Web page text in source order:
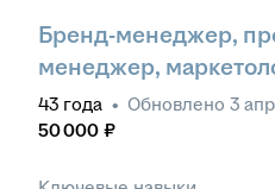
Бренд-менеджер,
менеджер,
43 года • Обновлено 3
50 000 ₽